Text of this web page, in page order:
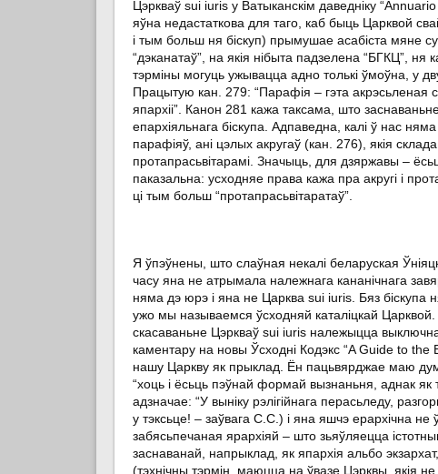
Цэркваў sui iuris у Ватыканскім даведніку
яўна недастаткова для таго, каб быць Царквой
і тым больш ня біскуп) прымушае асабіста мяне
“дэканатаў”, на якія нібыта падзелена “БГКЦ”,
тэрміны могуць ужывацца адно толькі ўмоўна, у
Працытую кан. 279: “Парафія – гэта акрэсьленая
япархіі”. Канон 281 кажа таксама, што
епархіяльнага біскупа. Адпаведна, калі ў нас
парафіяў, ані цэлых акругаў (кан. 276), якія
протапрасьвітарамі. Значыць, для дзяржавы –
паказальна: усходняе права кажа пра акругі і
ці тым больш “протапрасьвітаратаў”.
Я ўпэўнены, што слаўная некалі беларуская
часу яна не атрымала належнага кананічнага
няма дэ юрэ і яна не Царква sui iuris. Бяз
ужо мы называемся ўсходняй каталіцкай
скасаваньне Цэркваў sui iuris належыцца
каментару на новы Ўсходні Кодэкс “A Guide to
нашу Царкву як прыклад. Ён пацьвярджае маю
“хоць і ёсьць пэўнай формай вызнаньня, аднак як
адзначае: “У выніку рэлігійнага перасьледу,
у тэксьце! – заўвага С.С.) і яна яшчэ ерархічна
забясьпечаная ярархіяй – што зьяўляецца
заснаванай, напрыклад, як япархія альбо
(тэхнічны тэрмін, маюцца на ўвазе Цэрквы, якія